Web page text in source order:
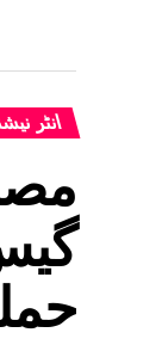
انٹر